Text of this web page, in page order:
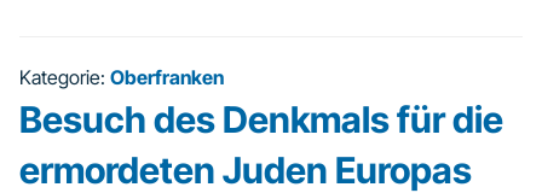
Kategorie: Oberfranken
Besuch des Denkmals für die
ermordeten Juden Europas